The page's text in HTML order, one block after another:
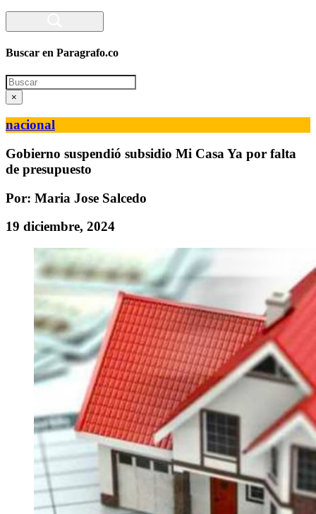
Buscar en Paragrafo.co
Search
×
nacional
Gobierno suspendió subsidio Mi Casa Ya por falta
de presupuesto
Por: Maria Jose Salcedo
19 diciembre, 2024